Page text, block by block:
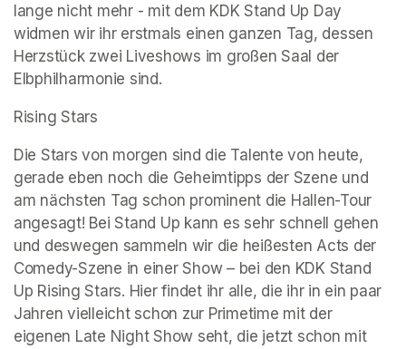
lange nicht mehr - mit dem KDK Stand Up Day
widmen wir ihr erstmals einen ganzen Tag, dessen
Herzstück zwei Liveshows im großen Saal der
Elbphilharmonie sind.
Rising Stars
Die Stars von morgen sind die Talente von heute,
gerade eben noch die Geheimtipps der Szene und
am nächsten Tag schon prominent die Hallen-Tour
angesagt! Bei Stand Up kann es sehr schnell gehen
und deswegen sammeln wir die heißesten Acts der
Comedy-Szene in einer Show – bei den KDK Stand
Up Rising Stars. Hier findet ihr alle, die ihr in ein paar
Jahren vielleicht schon zur Primetime mit der
eigenen Late Night Show seht, die jetzt schon mit